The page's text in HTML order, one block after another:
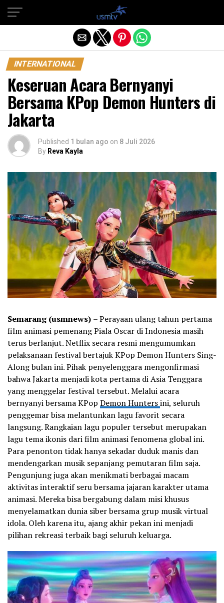
INTERNATIONAL
Keseruan Acara Bernyanyi
Bersama KPop Demon Hunters di
Jakarta
Published 1 bulan ago on 8 Juli 2026
By Reva Kayla
Semarang (usmnews) – Perayaan ulang tahun pertama
film animasi pemenang Piala Oscar di Indonesia masih
terus berlanjut. Netflix secara resmi mengumumkan
pelaksanaan festival bertajuk KPop Demon Hunters Sing-
Along bulan ini. Pihak penyelenggara mengonfirmasi
bahwa Jakarta menjadi kota pertama di Asia Tenggara
yang menggelar festival tersebut. Melalui acara
bernyanyi bersama KPop Demon Huntersini, seluruh
penggemar bisa melantunkan lagu favorit secara
langsung. Rangkaian lagu populer tersebut merupakan
lagu tema ikonis dari film animasi fenomena global ini.
Para penonton tidak hanya sekadar duduk manis dan
mendengarkan musik sepanjang pemutaran film saja.
Pengunjung juga akan menikmati berbagai macam
aktivitas interaktif seru bersama jajaran karakter utama
animasi. Mereka bisa bergabung dalam misi khusus
menyelamatkan dunia siber bersama grup musik virtual
idola. Oleh karena itu, ajang akhir pekan ini menjadi
pilihan rekreasi terbaik bagi seluruh keluarga.
Exit mobile version